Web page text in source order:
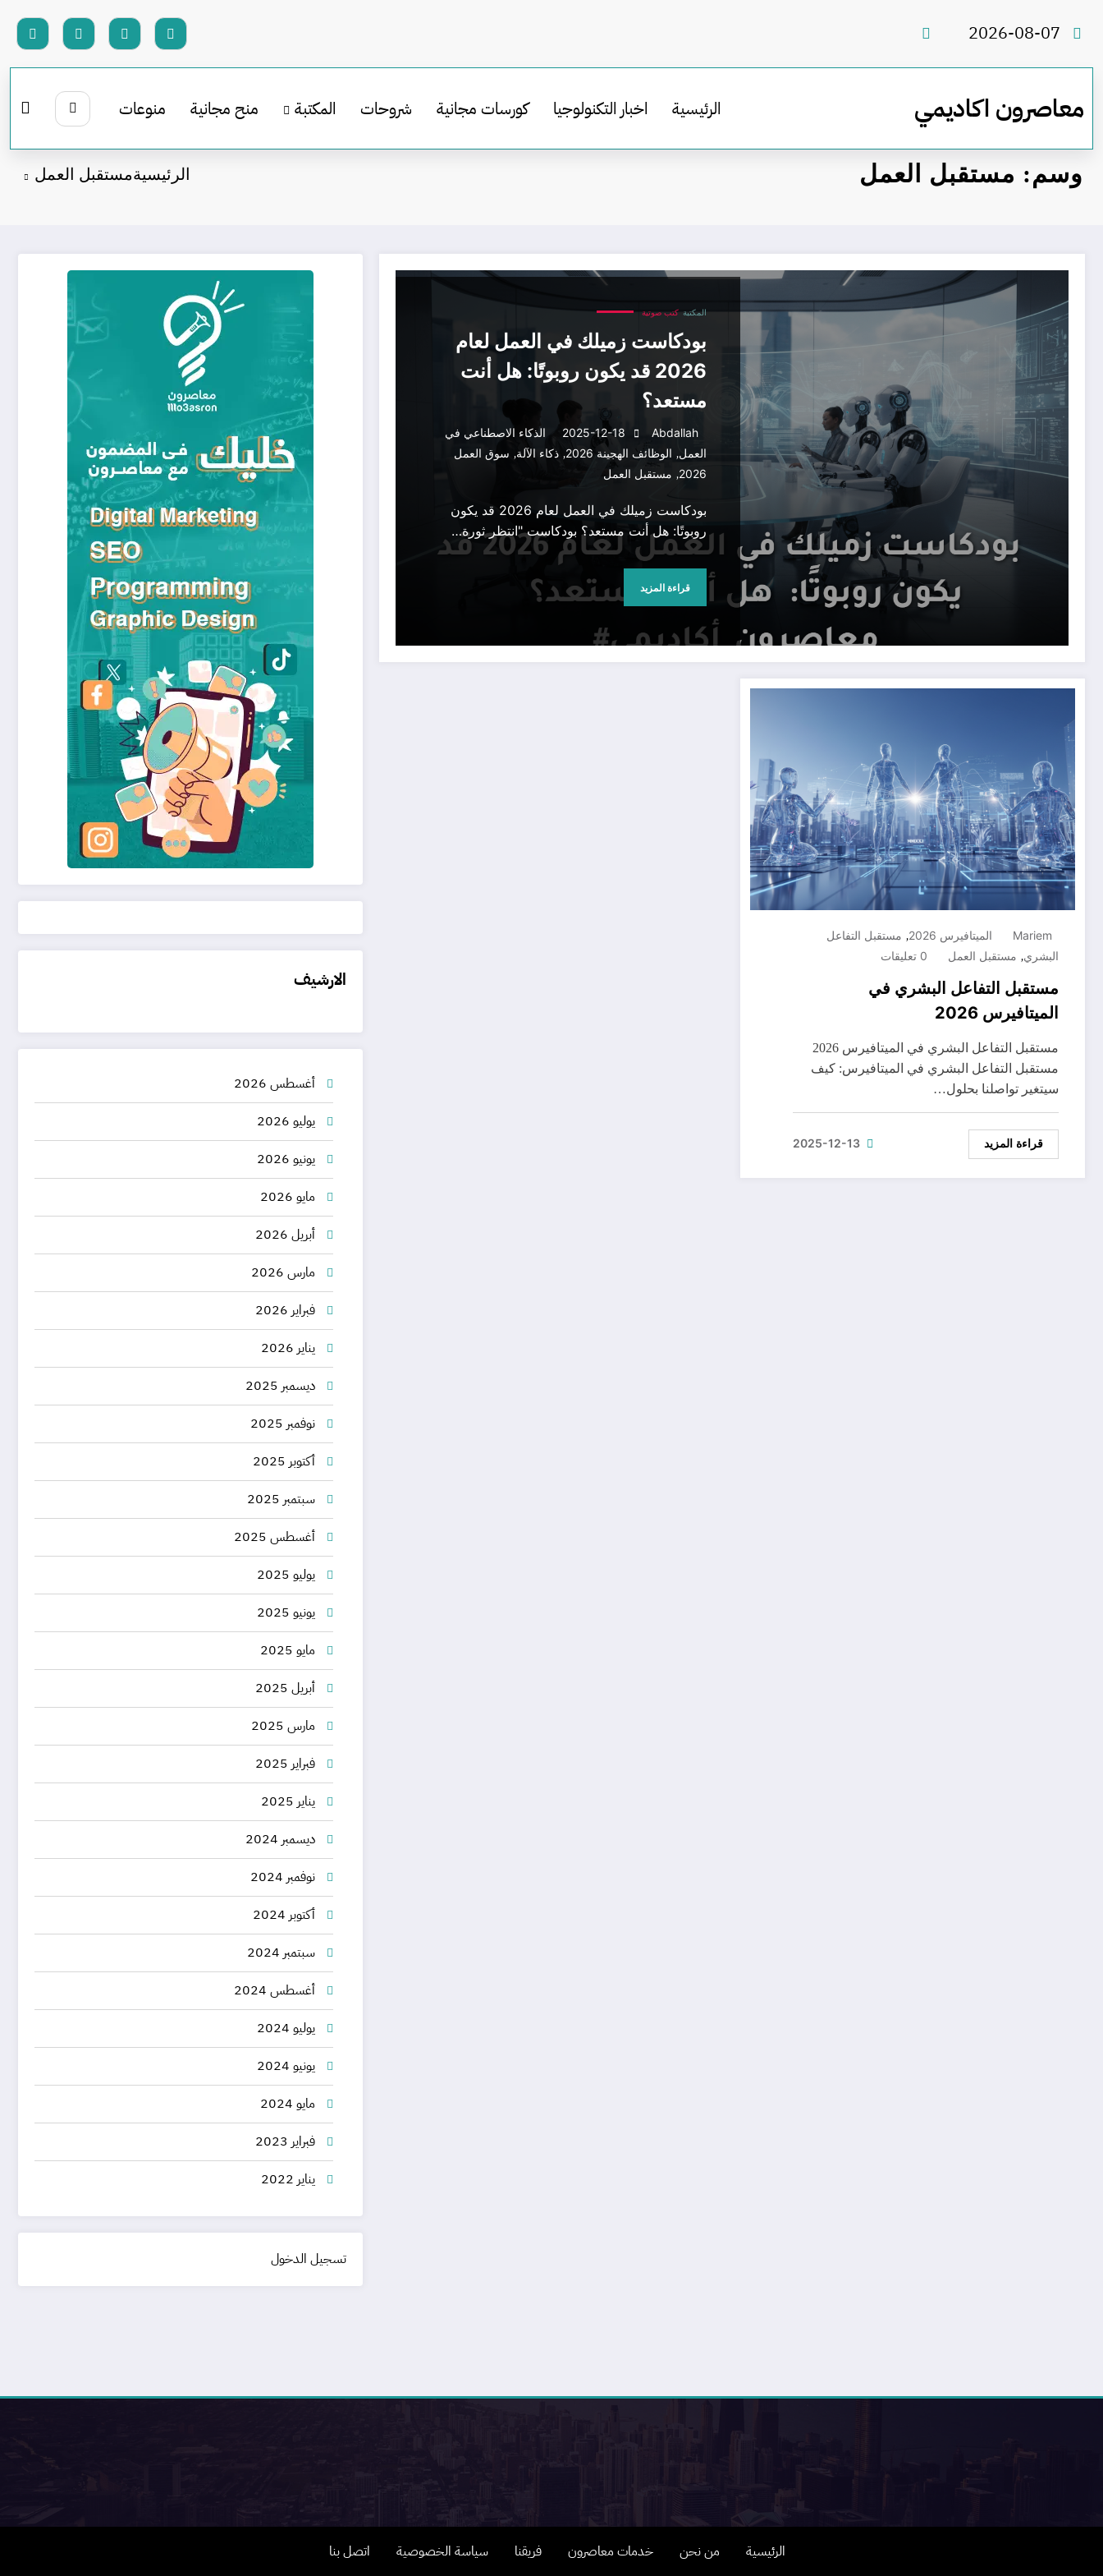
2026-08-07
معاصرون اكاديمي الرئيسية اخبار التكنولوجيا كورسات مجانية شروحات المكتبة منح مجانية منوعات
وسم: مستقبل العمل الرئيسيةمستقبل العمل
بودكاست زميلك في العمل لعام 2026 قد يكون روبوتًا: هل أنت مستعد؟
المكتبة كتب صوتية
بودكاست زميلك في العمل لعام
2026 قد يكون روبوتًا: هل أنت
مستعد؟
Abdallah
2025-12-18
الذكاء الاصطناعي في
العمل, الوظائف الهجينة 2026 , ذكاء الآلة, سوق العمل
2026
, مستقبل العمل
بودكاست زميلك في العمل لعام 2026 قد يكون
روبوتًا: هل أنت مستعد؟ بودكاست "انتظر ثورة…
قراءة المزيد
Mariem الميتافيرس 2026 , مستقبل التفاعل
البشري, مستقبل العمل 0 تعليقات
مستقبل التفاعل البشري في
الميتافيرس 2026
مستقبل التفاعل البشري في الميتافيرس 2026
مستقبل التفاعل البشري في الميتافيرس: كيف
سيتغير تواصلنا بحلول…
قراءة المزيد 2025-12-13
الارشيف
أغسطس 2026
يوليو 2026
يونيو 2026
مايو 2026
أبريل 2026
مارس 2026
فبراير 2026
يناير 2026
ديسمبر 2025
نوفمبر 2025
أكتوبر 2025
سبتمبر 2025
أغسطس 2025
يوليو 2025
يونيو 2025
مايو 2025
أبريل 2025
مارس 2025
فبراير 2025
يناير 2025
ديسمبر 2024
نوفمبر 2024
أكتوبر 2024
سبتمبر 2024
أغسطس 2024
يوليو 2024
يونيو 2024
مايو 2024
فبراير 2023
يناير 2022
تسجيل الدخول
الرئيسية من نحن خدمات معاصرون فريقنا سياسة الخصوصية اتصل بنا